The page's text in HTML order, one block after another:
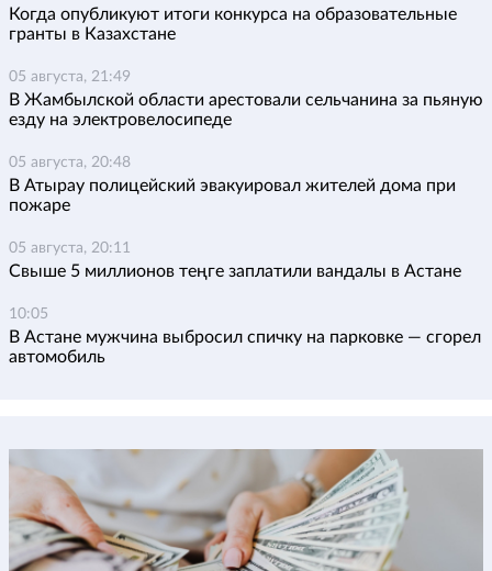
Когда опубликуют итоги конкурса на образовательные
гранты в Казахстане
05 августа, 21:49
В Жамбылской области арестовали сельчанина за пьяную
езду на электровелосипеде
05 августа, 20:48
В Атырау полицейский эвакуировал жителей дома при
пожаре
05 августа, 20:11
Свыше 5 миллионов теңге заплатили вандалы в Астане
10:05
В Астане мужчина выбросил спичку на парковке — сгорел
автомобиль